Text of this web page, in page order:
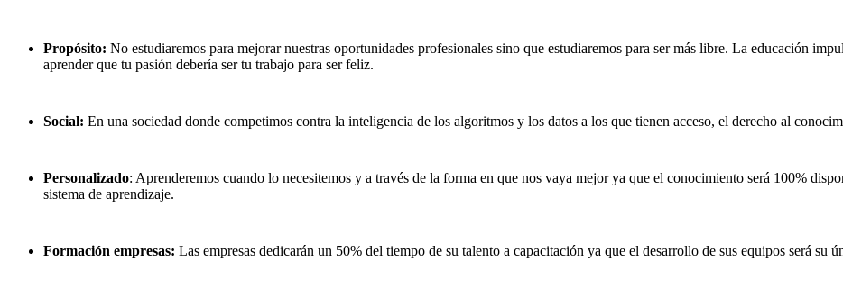
Propósito: No estudiaremos para mejorar nuestras oportunidades profesionales sino que estudiaremos para ser más libre. La educación
aprender que tu pasión debería ser tu trabajo para ser feliz.
Social: En una sociedad donde competimos contra la inteligencia de los algoritmos y los datos a los que tienen acceso, el derecho al
Personalizado: Aprenderemos cuando lo necesitemos y a través de la forma en que nos vaya mejor ya que el conocimiento será 100%
sistema de aprendizaje.
Formación empresas: Las empresas dedicarán un 50% del tiempo de su talento a capacitación ya que el desarrollo de sus equipos será su